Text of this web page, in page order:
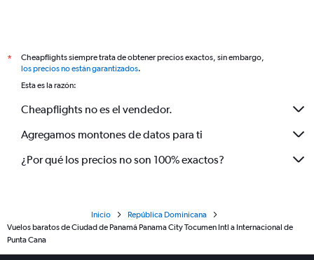
*
Cheapflights siempre trata de obtener precios exactos, sin embargo,
los precios no están garantizados.
Esta es la razón:
Cheapflights no es el vendedor.
Agregamos montones de datos para ti
¿Por qué los precios no son 100% exactos?
Inicio
República Dominicana
Vuelos baratos de Ciudad de Panamá Panama City Tocumen Intl a Internacional de
Punta Cana